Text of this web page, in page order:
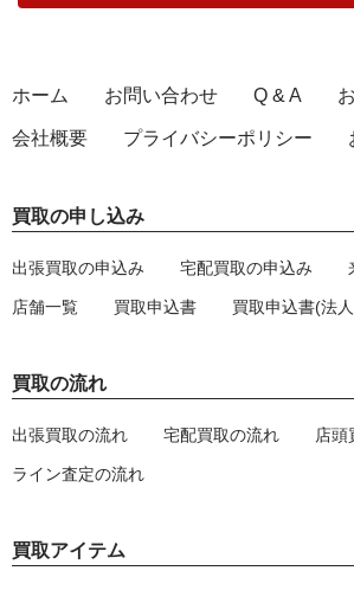
ホーム お問い合わせ Q & A
会社概要 プライバシーポリシー
買取の申し込み
出張買取の申込み 宅配買取の申込み
店舗一覧 買取申込書 買取申込書(法
買取の流れ
出張買取の流れ 宅配買取の流れ 店頭
ライン査定の流れ
買取アイテム